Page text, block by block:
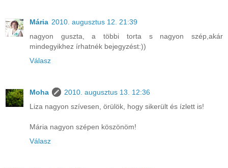
Mária 2010. augusztus 12. 21:39
nagyon guszta, a többi torta s nagyon szép,akár
mindegyikhez írhatnék bejegyzést:))
Válasz
Moha
2010. augusztus 13. 12:36
Liza nagyon szívesen, örülök, hogy sikerült és ízlett is!
Mária nagyon szépen köszönöm!
Válasz